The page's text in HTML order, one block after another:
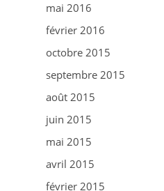
mai 2016
février 2016
octobre 2015
septembre 2015
août 2015
juin 2015
mai 2015
avril 2015
février 2015